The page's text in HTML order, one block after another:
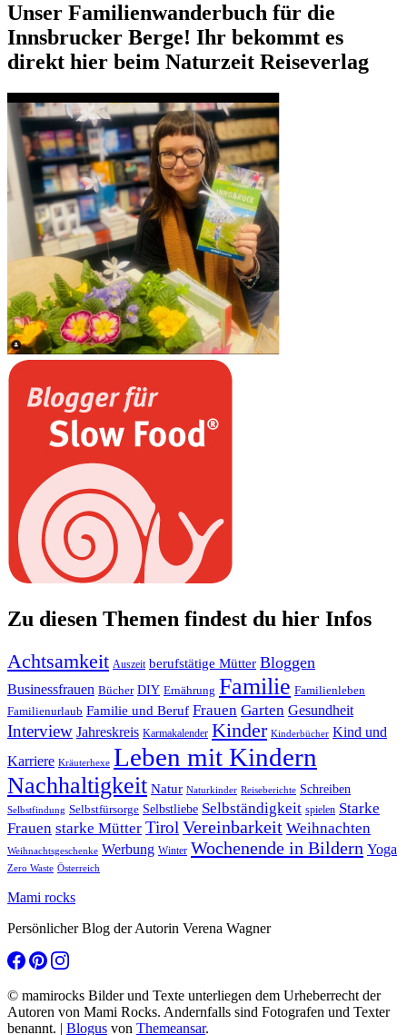
Unser Familienwanderbuch für die
Innsbrucker Berge! Ihr bekommt es
direkt hier beim Naturzeit Reiseverlag
Zu diesen Themen findest du hier Infos
Achtsamkeit Auszeit berufstätige Mütter Bloggen
Businessfrauen Bücher DIY Ernährung Familie Familienleben
Familienurlaub Familie und Beruf Frauen Garten Gesundheit
Interview Jahreskreis Karmakalender Kinder Kinderbücher Kind und
Karriere Kräuterhexe Leben mit Kindern
Nachhaltigkeit Natur Naturkinder Reiseberichte Schreiben
Selbstfindung Selbstfürsorge Selbstliebe Selbständigkeit spielen Starke
Frauen starke Mütter Tirol Vereinbarkeit Weihnachten
Weihnachtsgeschenke Werbung Winter Wochenende in Bildern Yoga
Zero Waste Österreich
Mami rocks
Persönlicher Blog der Autorin Verena Wagner
© mamirocks Bilder und Texte unterliegen dem Urheberrecht der
Autoren von Mami Rocks. Andernfalls sind Fotografen und Texter
benannt. | Blogus von Themeansar.